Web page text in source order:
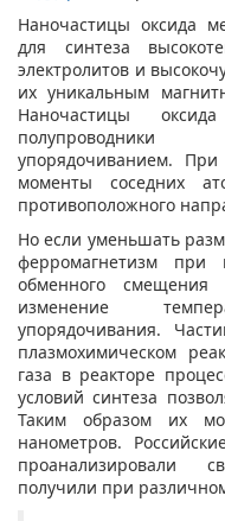
Наночастицы оксида
для синтеза
электролитов и
их уникальным
Наночастицы
упорядочиванием.
моменты соседних
противоположного
Но если уменьшать
ферромагнетизм при
обменного
изменение
упорядочивания.
плазмохимическом
газа в реакторе
условий синтеза
Таким образом их
нанометров.
проанализировали
получили при